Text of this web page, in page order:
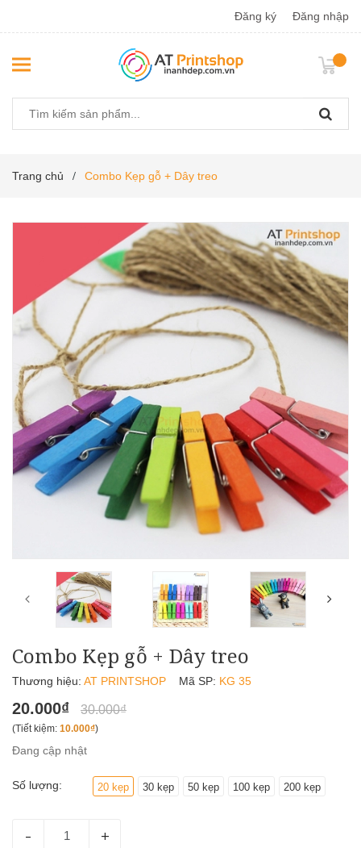
Đăng ký Đăng nhập
Trang chủ / Combo Kẹp gỗ + Dây treo
Combo Kẹp gỗ + Dây treo
Thương hiệu: AT PRINTSHOP Mã SP: KG 35
20.000₫ 30.000₫
(Tiết kiệm: 10.000₫)
Đang cập nhật
Số lượng: 20 kẹp 30 kẹp 50 kẹp 100 kẹp 200 kẹp
- +